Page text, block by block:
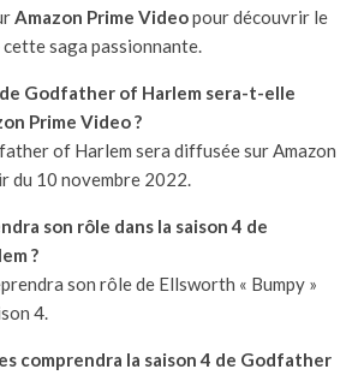
Amazon Prime Videopour découvrir le
saga passionnante.
de Godfather of Harlem sera-t-elle
Prime Video ?
of Harlem sera diffusée sur Amazon
du 10 novembre 2022.
son rôle dans la saison 4 de
?
son rôle de Ellsworth « Bumpy »
4.
comprendra la saison 4 de Godfather